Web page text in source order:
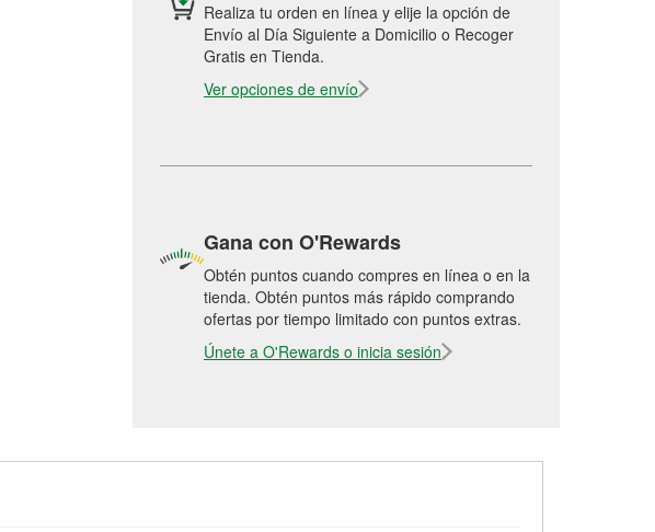
Realiza tu orden en línea y elije la opción de
Envío al Día Siguiente a Domicilio o Recoger
Gratis en Tienda.
Ver opciones de envío
Gana con O'Rewards
Obtén puntos cuando compres en línea o en la
tienda. Obtén puntos más rápido comprando
ofertas por tiempo limitado con puntos extras.
Únete a O'Rewards o inicia sesión